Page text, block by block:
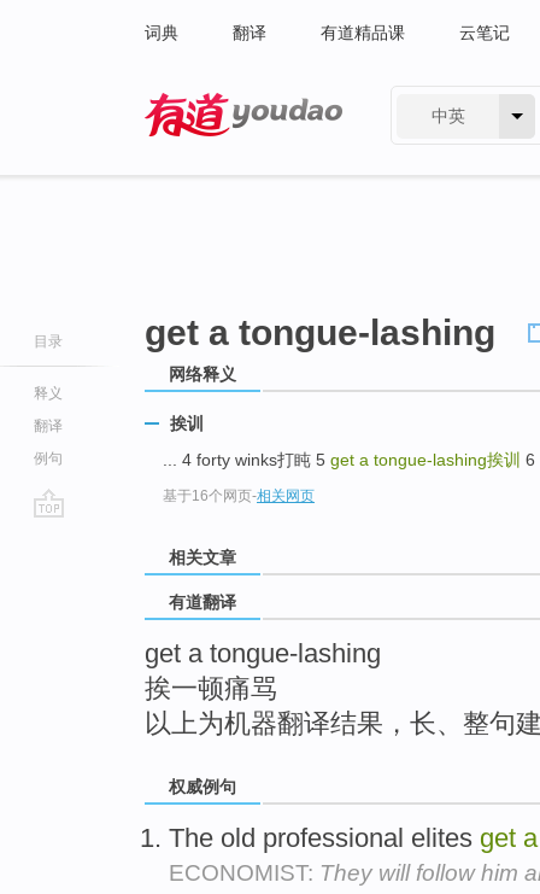
词典 翻译 有道精品课 云笔记
中英
目录
释义
翻译
例句
get a tongue-lashing
网络释义
挨训
... 4 forty winks打盹 5 get a tongue-lashing挨训 6
基于16个网页-相关网页
相关文章
有道翻译
get a tongue-lashing
挨一顿痛骂
以上为机器翻译结果，长、整句
权威例句
The old professional elites get a
ECONOMIST: They will follow him